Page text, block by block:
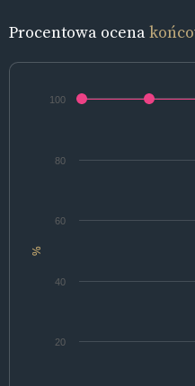
Procentowa ocena
%
20
40
60
80
100